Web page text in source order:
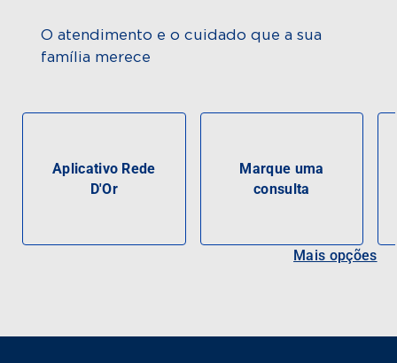
O atendimento e o cuidado que a sua
família merece
Aplicativo Rede
D'Or
Marque uma
consulta
Mais opções